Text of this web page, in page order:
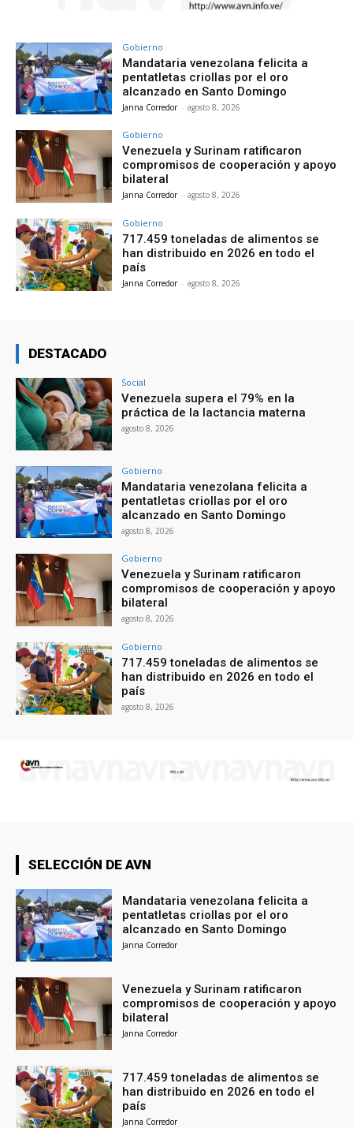
Gobierno
Mandataria venezolana felicita a
pentatletas criollas por el oro
alcanzado en Santo Domingo
Janna Corredor - agosto 8, 2026
Gobierno
Venezuela y Surinam ratificaron
compromisos de cooperación y apoyo
bilateral
Janna Corredor - agosto 8, 2026
Gobierno
717.459 toneladas de alimentos se
han distribuido en 2026 en todo el
país
Janna Corredor - agosto 8, 2026
DESTACADO
Social
Venezuela supera el 79% en la
práctica de la lactancia materna
agosto 8, 2026
Gobierno
Mandataria venezolana felicita a
pentatletas criollas por el oro
alcanzado en Santo Domingo
agosto 8, 2026
Gobierno
Venezuela y Surinam ratificaron
compromisos de cooperación y apoyo
bilateral
agosto 8, 2026
Gobierno
717.459 toneladas de alimentos se
han distribuido en 2026 en todo el
país
agosto 8, 2026
SELECCIÓN DE AVN
Mandataria venezolana felicita a
pentatletas criollas por el oro
alcanzado en Santo Domingo
Janna Corredor
Venezuela y Surinam ratificaron
compromisos de cooperación y apoyo
bilateral
Janna Corredor
717.459 toneladas de alimentos se
han distribuido en 2026 en todo el
país
Janna Corredor